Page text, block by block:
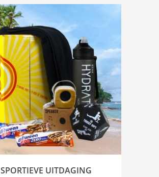
SPORTIEVE UITDAGING